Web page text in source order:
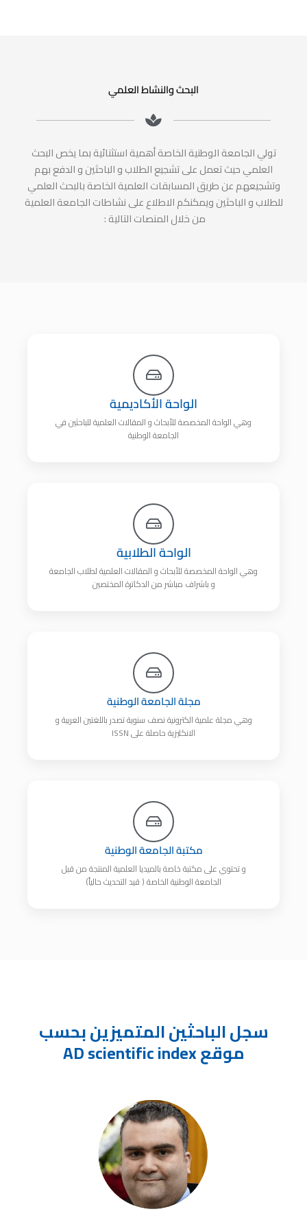
البحث والنشاط العلمي
تولي الجامعة الوطنية الخاصة أهمية استثنائية بما يخص البحث
العلمي حيث تعمل على تشجيع الطلاب و الباحثين و الدفع بهم
وتشجيعهم عن طريق المسابقات العلمية الخاصة بالبحث العلمي
للطلاب و الباحثين ويمكنكم الاطلاع على نشاطات الجامعة العلمية
من خلال المنصات التالية :
الواحة الأكاديمية
وهي الواحة المخصصة للأبحاث و المقالات العلمية للباحثين في
الجامعة الوطنية
الواحة الطلابية
وهي الواحة المخصصة للأبحاث و المقالات العلمية لطلاب الجامعة
و باشراف مباشر من الدكاترة المختصين
مجلة الجامعة الوطنية
وهي مجلة علمية الكترونية نصف سنوية تصدر باللغتين العربية و
الانكليزية حاصلة على ISSN
مكتبة الجامعة الوطنية
و تحتوي على مكتبة خاصة بالميديا العلمية المنتجة من قبل
الجامعة الوطنية الخاصة ( قيد التحديث حالياً)
سجل الباحثين المتميزين بحسب
موقع AD scientific index